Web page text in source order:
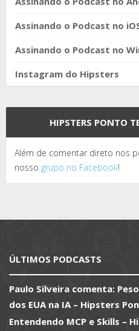
Assinando o Podcast no
Assinando o Podcast no
Instagram do Hipsters
HIPSTERS PONTO
Além de comentar direto nos
nosso grupo no Facebook!
ÚLTIMOS PODCASTS
Paulo Silveira comenta:
dos EUA na IA – Hipsters
Entendendo MCP e Skills –